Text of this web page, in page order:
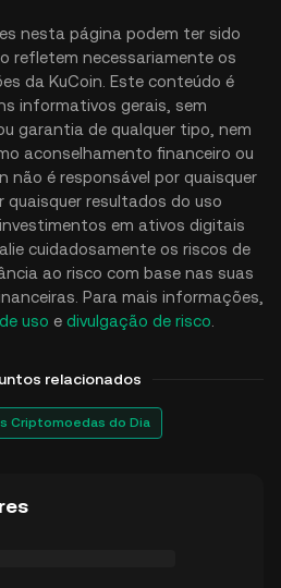
nesta página podem ter sido
refletem necessariamente os
da KuCoin. Este conteúdo é
informativos gerais, sem
garantia de qualquer tipo, nem
aconselhamento financeiro ou
não é responsável por quaisquer
quaisquer resultados do uso
em ativos digitais
cuidadosamente os riscos de
ao risco com base nas suas
Para mais informações,
uso e divulgação de risco
relacionados
Criptomoedas do Dia